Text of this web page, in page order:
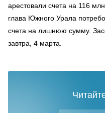
арестовали счета на 116
глава Южного Урала
счета на лишнюю сумму.
завтра, 4 марта.